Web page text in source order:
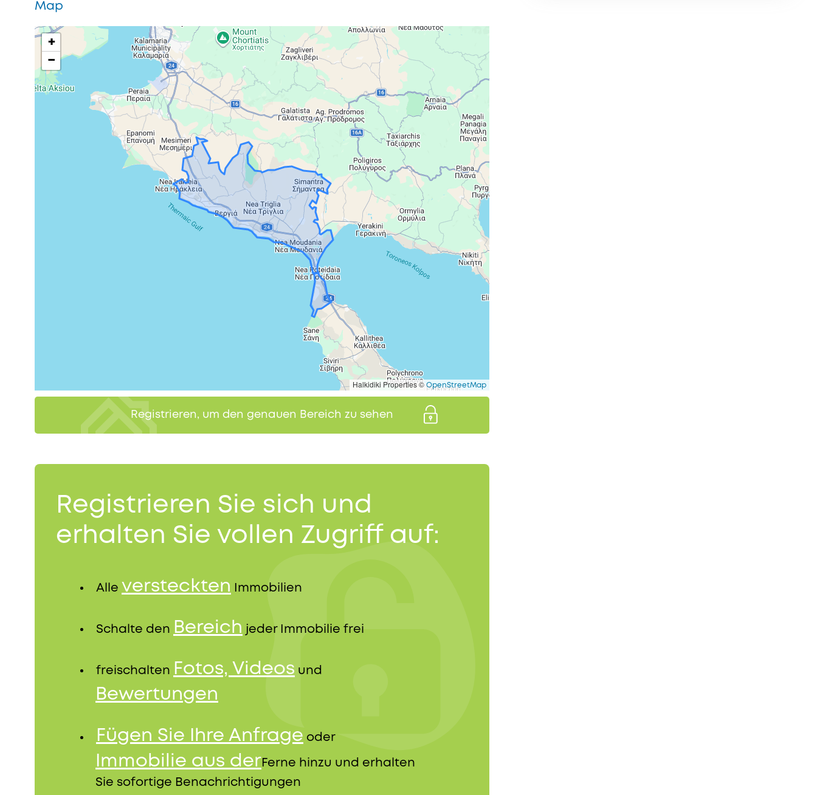
Map
+
−
Halkidiki Properties © OpenStreetMap
Registrieren, um den genauen Bereich zu sehen
Registrieren Sie sich und
erhalten Sie vollen Zugriff auf:
Alle versteckten Immobilien
Schalte den Bereich jeder Immobilie frei
freischalten Fotos, Videos und
Bewertungen
Fügen Sie Ihre Anfrage oder
Immobilie aus derFerne hinzu und erhalten
Sie sofortige Benachrichtigungen